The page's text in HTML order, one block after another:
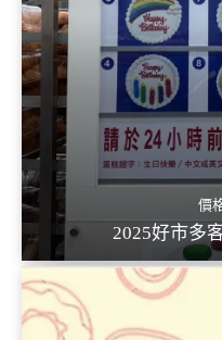
價
2025好市多